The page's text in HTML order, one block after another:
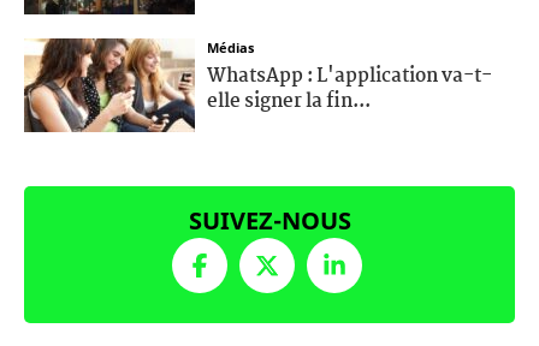
Médias
WhatsApp : L'application va-t-
elle signer la fin...
SUIVEZ-NOUS